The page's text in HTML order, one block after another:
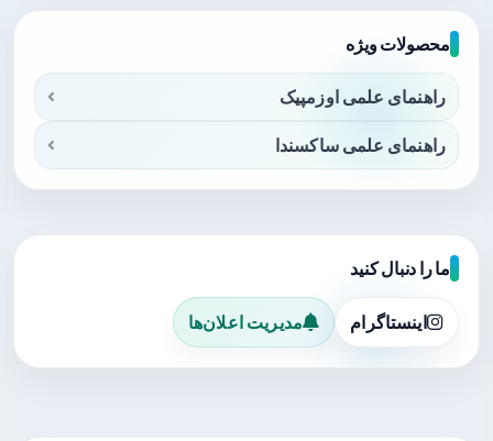
محصولات ویژه
راهنمای علمی اوزمپیک
راهنمای علمی ساکسندا
ما را دنبال کنید
اینستاگرام مدیریت اعلان‌ها